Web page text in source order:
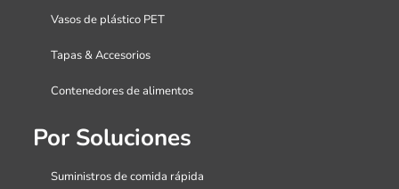
Vasos de plástico PET
Tapas & Accesorios
Contenedores de alimentos
Por Soluciones
Suministros de comida rápida